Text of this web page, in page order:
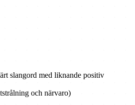
slangord med liknande positiv
och närvaro)